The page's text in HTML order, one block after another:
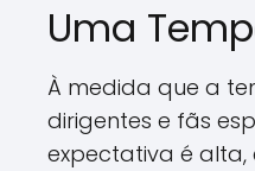
Uma
À medida que a
dirigentes e fãs
expectativa é alta,